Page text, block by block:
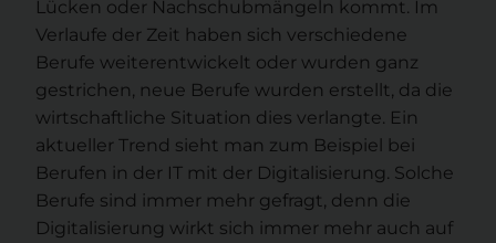
Lücken oder Nachschubmängeln kommt. Im
Verlaufe der Zeit haben sich verschiedene
Berufe weiterentwickelt oder wurden ganz
gestrichen, neue Berufe wurden erstellt, da die
wirtschaftliche Situation dies verlangte. Ein
aktueller Trend sieht man zum Beispiel bei
Berufen in der IT mit der Digitalisierung. Solche
Berufe sind immer mehr gefragt, denn die
Digitalisierung wirkt sich immer mehr auch auf